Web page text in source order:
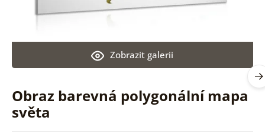
Obraz barevná polygonální mapa
světa
Zobrazit galerii